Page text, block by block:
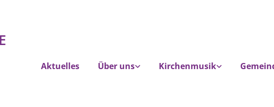
Aktuelles Über uns Kirchenmusik